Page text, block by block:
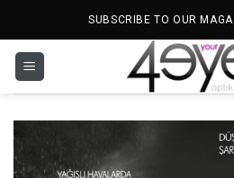
SUBSCRIBE TO OUR